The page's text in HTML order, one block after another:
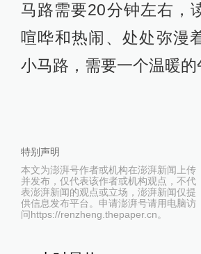
马路需要20分钟左右，
喧哗和热闹、处处弥漫
小马路，需要一个温暖的
特别声明
本文为澎湃号作者或机构在澎湃新闻上传
并发布，仅代表该作者或机构观点，不代
表澎湃新闻的观点或立场，澎湃新闻仅提
供信息发布平台。申请澎湃号请用电脑访
问https://renzheng.thepaper.cn。